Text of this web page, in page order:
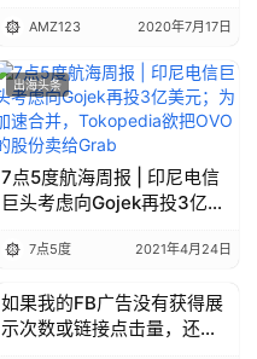
AMZ123 2020年7月17日
出海头条
7点5度航海周报 | 印尼电信
巨头考虑向Gojek再投3亿美
Tokopedia欲把OVO的股份
7点5度 2021年4月24日
出海头条
如果我的FB广告没有获得展
示次数或链接点击量，还会